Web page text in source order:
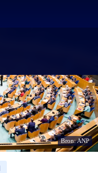
Bron: ANP